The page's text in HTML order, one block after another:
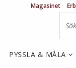
Magasinet
PYSSLA & MÅLA